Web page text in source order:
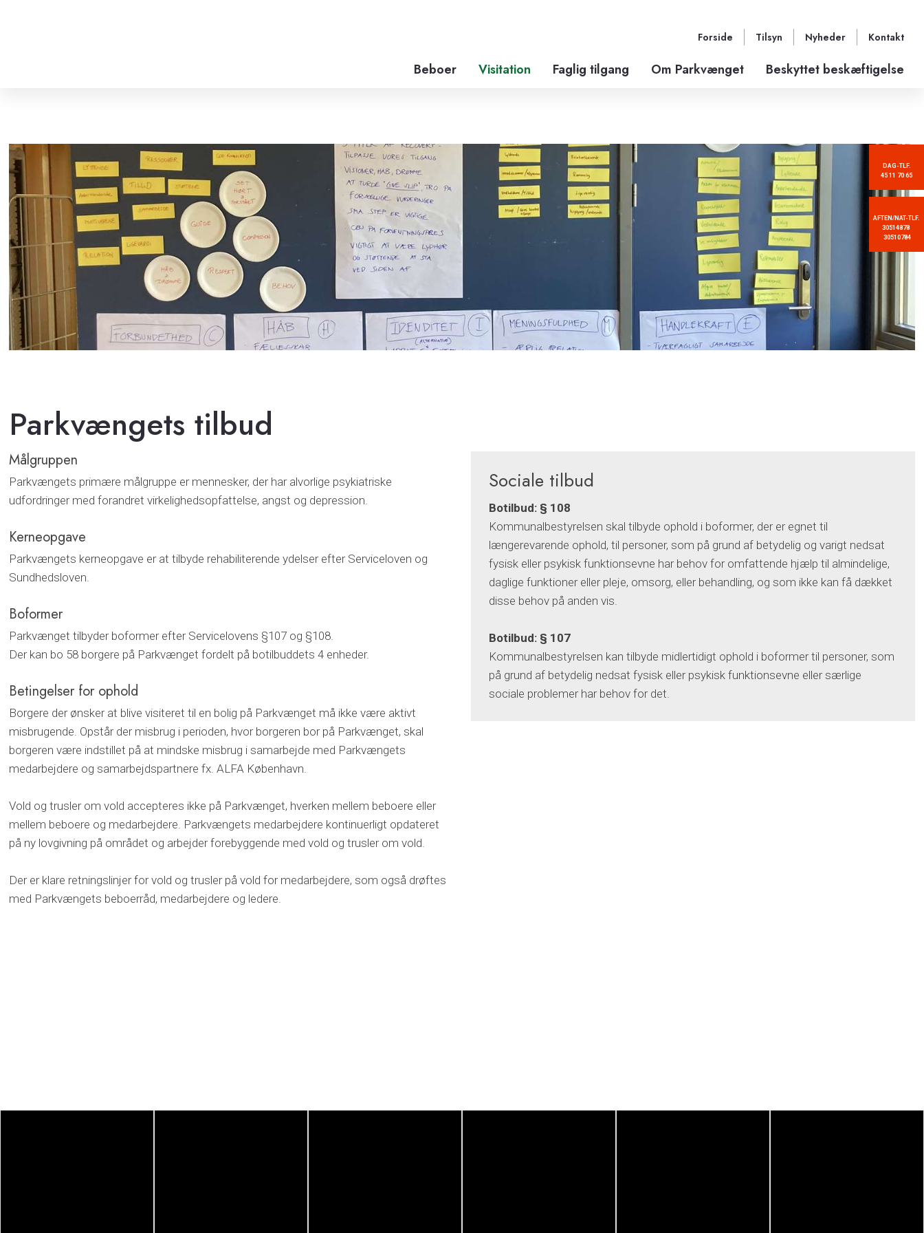
DAG-TLF.
45 11 70 65
AFTEN/NAT-TLF.
30514878
30510784
Forside Tilsyn Nyheder Kontakt
Beboer Visitation Faglig tilgang Om Parkvænget Beskyttet beskæftigelse
Parkvængets tilbud
Målgruppen
Parkvængets primære målgruppe er mennesker, der har alvorlige psykiatriske
udfordringer med forandret virkelighedsopfattelse, angst og depression.
Kerneopgave
Parkvængets kerneopgave er at tilbyde rehabiliterende ydelser efter Serviceloven og
Sundhedsloven.
Boformer
Parkvænget tilbyder boformer efter Servicelovens §107 og §108.
Der kan bo 58 borgere på Parkvænget fordelt på botilbuddets 4 enheder.
Betingelser for ophold
Borgere der ønsker at blive visiteret til en bolig på Parkvænget må ikke være aktivt
misbrugende. Opstår der misbrug i perioden, hvor borgeren bor på Parkvænget, skal
borgeren være indstillet på at mindske misbrug i samarbejde med Parkvængets
medarbejdere og samarbejdspartnere fx. ALFA København.
Vold og trusler om vold accepteres ikke på Parkvænget, hverken mellem beboere eller
mellem beboere og medarbejdere. Parkvængets medarbejdere kontinuerligt opdateret
på ny lovgivning på området og arbejder forebyggende med vold og trusler om vold.
​Der er klare retningslinjer for vold og trusler på vold for medarbejdere, som også drøftes
med Parkvængets beboerråd, medarbejdere og ledere.
Sociale tilbud​
Botilbud: § 108
Kommunalbestyrelsen skal tilbyde ophold i boformer, der er egnet til
længerevarende ophold, til personer, som på grund af betydelig og varigt nedsat
fysisk eller psykisk funktionsevne har behov for omfattende hjælp til almindelige,
daglige funktioner eller pleje, omsorg, eller behandling, og som ikke kan få dækket
disse behov på anden vis.
Botilbud: § 107
Kommunalbestyrelsen kan tilbyde midlertidigt ophold i boformer til personer, som
på grund af betydelig nedsat fysisk eller psykisk funktionsevne eller særlige
sociale problemer har behov for det.​